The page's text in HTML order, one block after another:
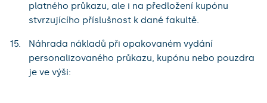
platného průkazu, ale i na předložení kupónu
stvrzujícího příslušnost k dané fakultě.
Náhrada nákladů při opakovaném vydání
personalizovaného průkazu, kupónu nebo pouzdra
je ve výši: